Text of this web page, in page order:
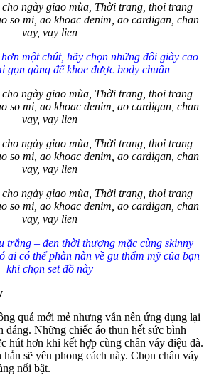
một chút, hãy chọn những đôi giày cao
gọn gàng để khoe được body chuẩn
trắng – đen thời thượng mặc cùng skinny
ai có thể phàn nàn về gu thẩm mỹ của bạn
khi chọn set đồ này
quá mới mẻ nhưng vẫn nên ứng dụng lại
dáng. Những chiếc áo thun hết sức bình
hút hơn khi kết hợp cùng chân váy điệu đà.
sẽ yêu phong cách này. Chọn chân váy
nổi bật.